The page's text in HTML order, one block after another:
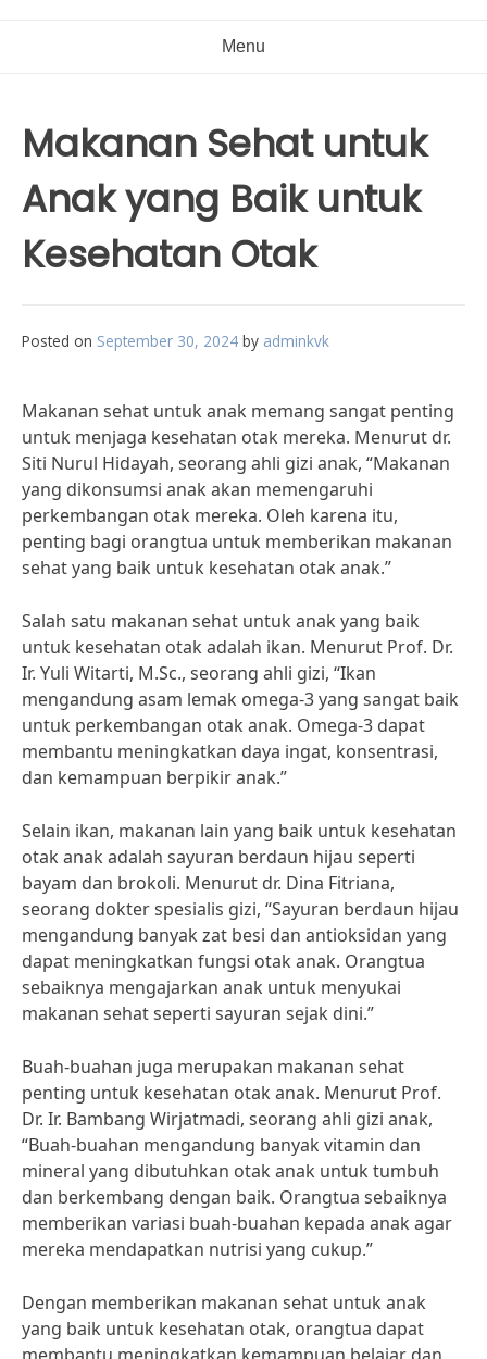
Menu
Makanan Sehat untuk
Anak yang Baik untuk
Kesehatan Otak
Posted on September 30, 2024 by adminkvk
Makanan sehat untuk anak memang sangat penting
untuk menjaga kesehatan otak mereka. Menurut dr.
Siti Nurul Hidayah, seorang ahli gizi anak, “Makanan
yang dikonsumsi anak akan memengaruhi
perkembangan otak mereka. Oleh karena itu,
penting bagi orangtua untuk memberikan makanan
sehat yang baik untuk kesehatan otak anak.”
Salah satu makanan sehat untuk anak yang baik
untuk kesehatan otak adalah ikan. Menurut Prof. Dr.
Ir. Yuli Witarti, M.Sc., seorang ahli gizi, “Ikan
mengandung asam lemak omega-3 yang sangat baik
untuk perkembangan otak anak. Omega-3 dapat
membantu meningkatkan daya ingat, konsentrasi,
dan kemampuan berpikir anak.”
Selain ikan, makanan lain yang baik untuk kesehatan
otak anak adalah sayuran berdaun hijau seperti
bayam dan brokoli. Menurut dr. Dina Fitriana,
seorang dokter spesialis gizi, “Sayuran berdaun hijau
mengandung banyak zat besi dan antioksidan yang
dapat meningkatkan fungsi otak anak. Orangtua
sebaiknya mengajarkan anak untuk menyukai
makanan sehat seperti sayuran sejak dini.”
Buah-buahan juga merupakan makanan sehat
penting untuk kesehatan otak anak. Menurut Prof.
Dr. Ir. Bambang Wirjatmadi, seorang ahli gizi anak,
“Buah-buahan mengandung banyak vitamin dan
mineral yang dibutuhkan otak anak untuk tumbuh
dan berkembang dengan baik. Orangtua sebaiknya
memberikan variasi buah-buahan kepada anak agar
mereka mendapatkan nutrisi yang cukup.”
Dengan memberikan makanan sehat untuk anak
yang baik untuk kesehatan otak, orangtua dapat